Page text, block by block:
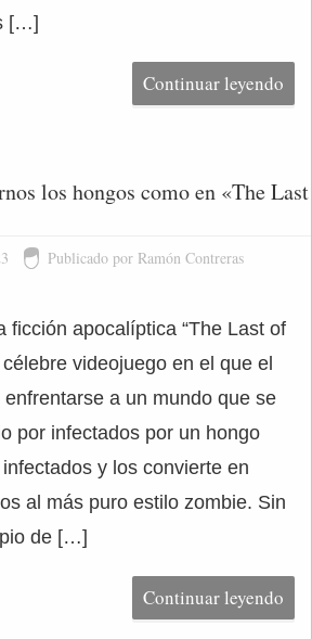
[…]
Continuar leyendo
los hongos como en «The Last
Publicado por Ramón Contreras
ficción apocalíptica “The Last of
videojuego en el que el
a un mundo que se
por infectados por un hongo
y los convierte en
al más puro estilo zombie. Sin
de […]
Continuar leyendo